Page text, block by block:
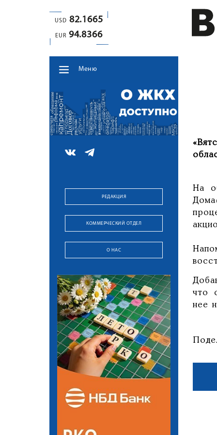
USD 82.1665
EUR 94.8366
Меню
РЕДАКЦИЯ
КОММЕРЧЕСКИЙ ОТДЕЛ
О НАС
На
что
нее